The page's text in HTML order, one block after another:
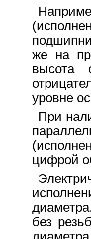
же на
высота
уровне
При
цифрой
без